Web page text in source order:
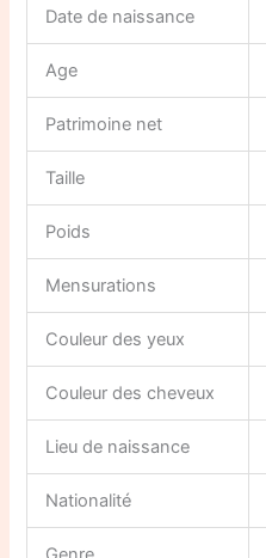
Date de naissance
Age
Patrimoine net
Taille
Poids
Mensurations
Couleur des yeux
Couleur des cheveux
Lieu de naissance
Nationalité